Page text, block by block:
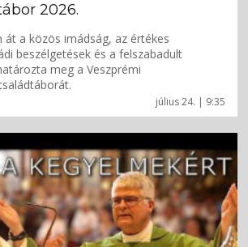
július 24. | 9:35
2026.
át a közös imádság, az értékes
beszélgetések és a felszabadult
meg a Veszprémi